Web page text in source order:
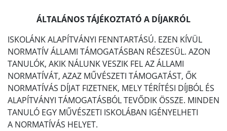
ÁLTALÁNOS TÁJÉKOZTATÓ A DÍJAKRÓL
ISKOLÁNK ALAPÍTVÁNYI FENNTARTÁSÚ. EZEN KÍVÜL
NORMATÍV ÁLLAMI TÁMOGATÁSBAN RÉSZESÜL. AZON
TANULÓK, AKIK NÁLUNK VESZIK FEL AZ ÁLLAMI
NORMATÍVÁT, AZAZ MŰVÉSZETI TÁMOGATÁST, ŐK
NORMATÍVÁS DÍJAT FIZETNEK, MELY TÉRÍTÉSI DÍJBÓL ÉS
ALAPÍTVÁNYI TÁMOGATÁSBÓL TEVŐDIK ÖSSZE. MINDEN
TANULÓ EGY MŰVÉSZETI ISKOLÁBAN IGÉNYELHETI
A NORMATÍVÁS HELYET.